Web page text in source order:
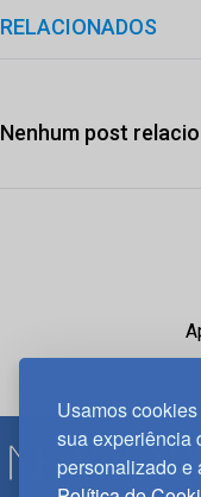
Usamos
sua experiência
personalizado e
RELACIONADOS
Nenhum post